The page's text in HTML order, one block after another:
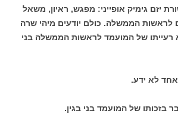
יזם גימיק אופייני: מפגש, ראיון, משאל
לראשות הממשלה. כולם יודעים מיהי שרה
רעייתו של המועמד לראשות הממשלה בני
לא ידע.
בזכותו של המועמד בני בגין.